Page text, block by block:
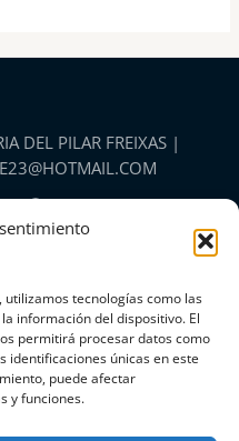
tecnologías como las
información del dispositivo. El
permitirá procesar datos como
identificaciones únicas en este
puede afectar
y funciones.
DEL PILAR FREIXAS |
(UE)